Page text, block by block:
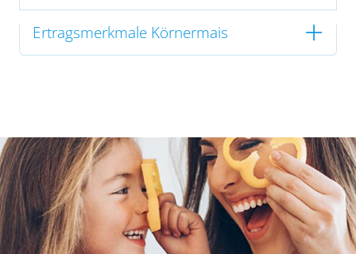
Ertragsmerkmale Körnermais